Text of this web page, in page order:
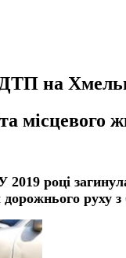
ДТП на
місцевого
році
руху з